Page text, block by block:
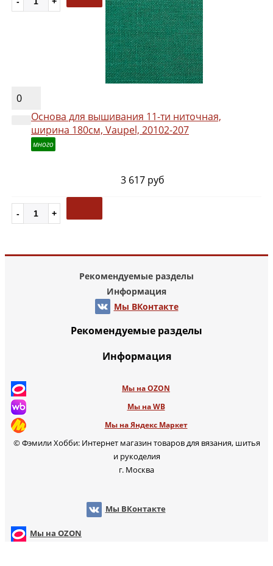
0
Основа для вышивания 11-ти ниточная,
ширина 180см, Vaupel, 20102-207
много
3 617 руб
Рекомендуемые разделы
Информация
Мы ВКонтакте
Рекомендуемые разделы
Информация
Мы на OZON
Мы на WB
Мы на Яндекс Маркет
© Фэмили Хобби: Интернет магазин товаров для вязания, шитья
и рукоделия
г. Москва
Мы ВКонтакте
Мы на OZON